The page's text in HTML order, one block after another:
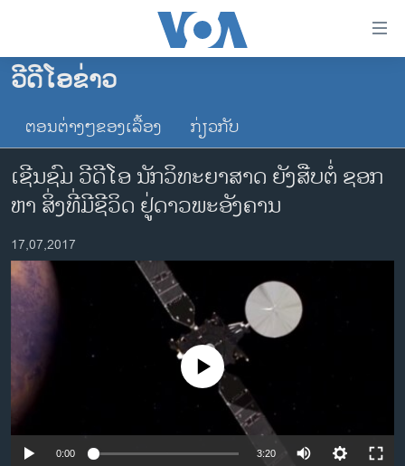
ເຂົ້າ
ຂ້າມ
ຂ້າມ
ໄປ
ຫາ
ຊອກ
ຄົ້ນ
ໂຮມເພຈ
ລາວ
ອາເມຣິກາ
ການເລືອກຕັ້ງ ປະທານາທີບໍດີ ສະຫະລັດ 2024
ຂ່າວ​ຈີນ
ໂລກ
ເອເຊຍ
ອິດສະຫຼະພາບດ້ານການຂ່າວ
ຊີວິດຊາວລາວ
ວິທະຍາສາດ-ເທັກໂນໂລຈີ
ທຸລະກິດ
ວີດີໂອຂ່າວ
ຕອນຕ່າງໆຂອງເລື້ອງ ກ່ຽວກັບ
ເຊີນຊົມ ວີດີໂອ ນັກວິທະຍາສາດ ຍັງສືບຕໍ່ ຊອກ
ຫາ ສິ່ງ​ທີ່​ມີ​ຊີວິດ ຢູ່ດາວພະອັງຄານ
17,07,2017
No media source currently available
0:00 3:20